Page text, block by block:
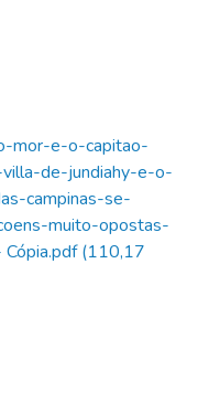
mor-e-o-capitao-
de-jundiahy-e-o-
campinas-se-
muito-opostas-
(110,17